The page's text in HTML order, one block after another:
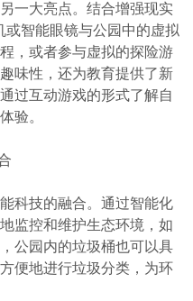
大亮点。结合增强现实
或智能眼镜与公园中的虚拟
，或者参与虚拟的探险游
味性，还为教育提供了新
过互动游戏的形式了解自
验。
技的融合。通过智能化
监控和维护生态环境，如
公园内的垃圾桶也可以具
便地进行垃圾分类，为环